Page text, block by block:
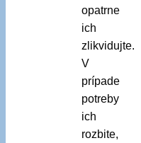
opatrne
ich
zlikvidujte.
V
prípade
potreby
ich
rozbite,